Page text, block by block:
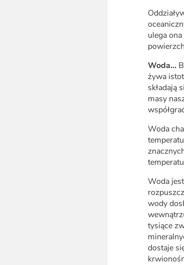
ulega
Woda…
żywa
składają
masy
Woda
Woda
wody
tysiące
dostaje